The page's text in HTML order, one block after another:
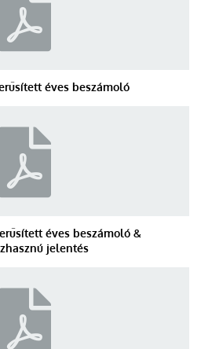
éves beszámoló
éves beszámoló &
jelentés